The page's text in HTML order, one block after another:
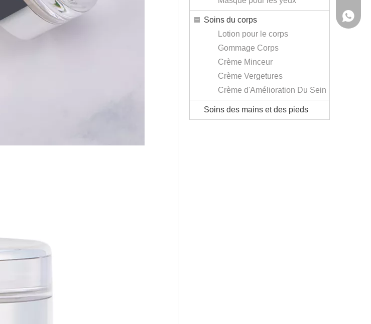
Soins du corps
Lotion pour le corps
Gommage Corps
Crème Minceur
Crème Vergetures
Crème d'Amélioration Du Sein
Soins des mains et des pieds
+86-